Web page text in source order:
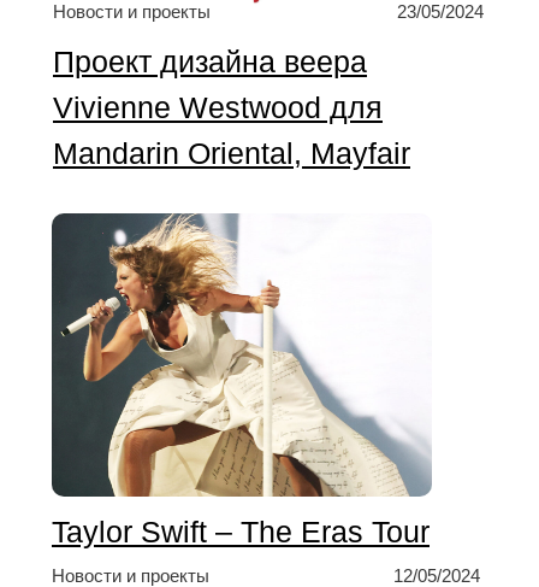
Taylor Swift – The Eras Tour
Новости и проекты 23/05/2024
12/05/2024
Новости и проекты
Проект дизайна веера
Vivienne Westwood для
Mandarin Oriental, Mayfair